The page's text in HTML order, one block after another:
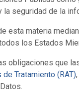
la seguridad de la
esta materia
los Estados
obligaciones que
Tratamiento (RAT)